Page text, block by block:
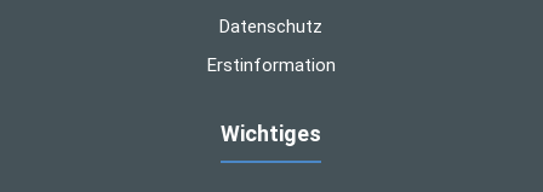
Datenschutz
Erstinformation
Wichtiges